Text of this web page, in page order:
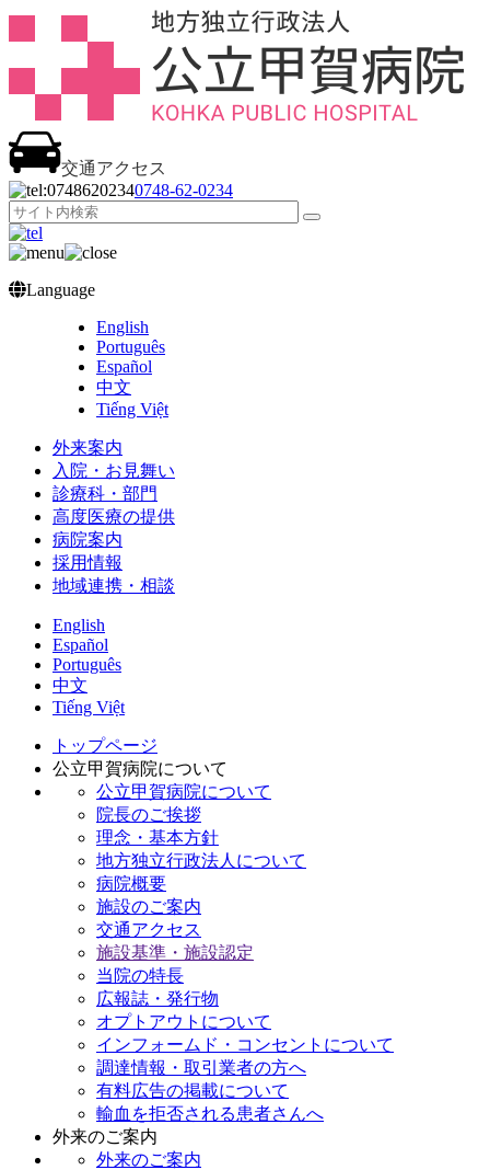
交通アクセス
0748‐62‐0234
Language
English
Português
Español
中文
Tiếng Việt
外来案内
入院・お見舞い
診療科・部門
高度医療の提供
病院案内
採用情報
地域連携・相談
English
Español
Português
中文
Tiếng Việt
トップページ
公立甲賀病院について
公立甲賀病院について
院長のご挨拶
理念・基本方針
地方独立行政法人について
病院概要
施設のご案内
交通アクセス
施設基準・施設認定
当院の特長
広報誌・発行物
オプトアウトについて
インフォームド・コンセントについて
調達情報・取引業者の方へ
有料広告の掲載について
輸血を拒否される患者さんへ
外来のご案内
外来のご案内